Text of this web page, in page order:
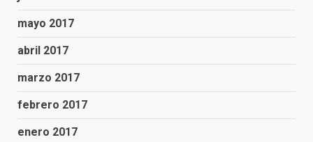
mayo 2017
abril 2017
marzo 2017
febrero 2017
enero 2017